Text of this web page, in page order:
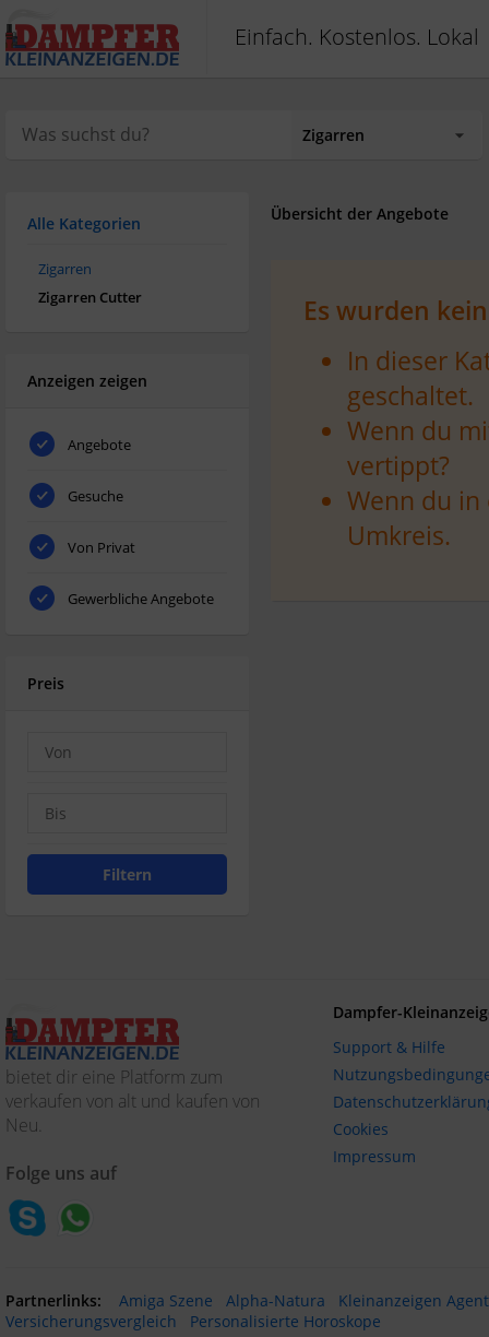
Einfach. Kostenlos. Lokal
Alle Kategorien
Zigarren
Zigarren Cutter
Anzeigen zeigen
Angebote
Gesuche
Von Privat
Gewerbliche Angebote
Preis
Filtern
Übersicht der Angebote
Es wurden
In dieser
geschaltet.
Wenn du
vertippt?
Wenn du
Umkreis.
bietet dir eine Platform zum
verkaufen von alt und kaufen von
Neu.
Folge uns auf
Dampfer-
Support & Hilfe
Cookies
Impressum
Partnerlinks: Amiga Szene Alpha-Natura
Kleinanzeigen
Versicherungsvergleich
Personalisierte Horoskope